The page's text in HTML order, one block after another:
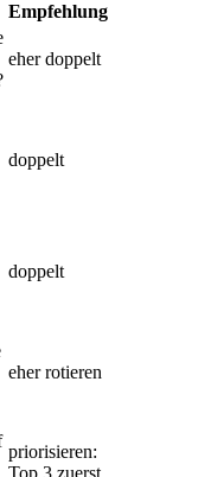
Empfehlung
eher doppelt
doppelt
doppelt
eher rotieren
priorisieren: